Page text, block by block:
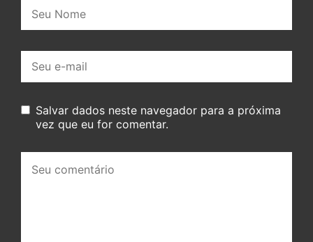
mail:
Salvar dados neste navegador para a próxima
vez que eu for comentar.
comentário: